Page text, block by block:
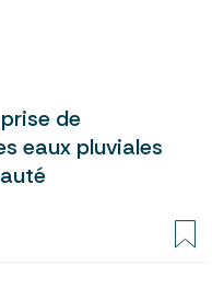
de
eaux pluviales